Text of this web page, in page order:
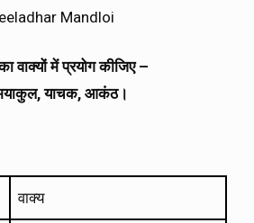
Mandloi
वाक्यों में प्रयोग कीजिए –
भयाकुल, याचक, आकंठ।
वाक्य